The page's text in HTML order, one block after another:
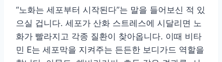
“노화는 세포부터 시작된다”는 말을 들어보신 적 있
으실 겁니다. 세포가 산화 스트레스에 시달리면 노
화가 빨라지고 각종 질환이 찾아옵니다. 이때 비타
민 E는 세포막을 지켜주는 든든한 보디가드 역할을